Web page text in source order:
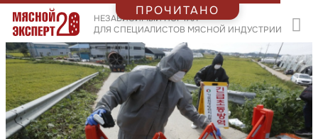
НЕЗАВИСИМЫЙ ПОРТАЛ
ДЛЯ СПЕЦИАЛИСТОВ МЯСНОЙ ИНДУСТРИИ
ПРОЧИТАНО